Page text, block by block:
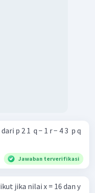
p 2 1 ​ q − 1 r − 4 3 ​ p q
Jawaban terverifikasi
jika nilai x = 16 dan y